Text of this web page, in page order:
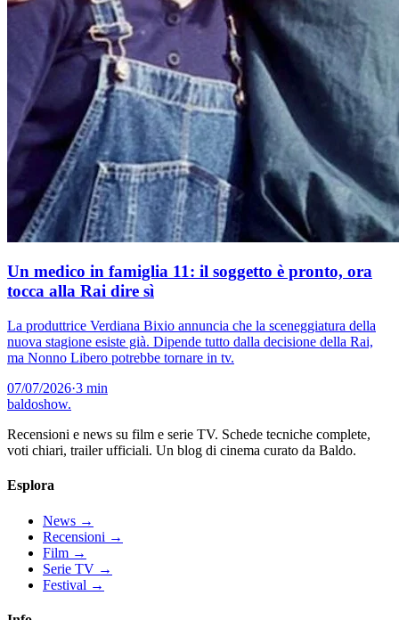
Un medico in famiglia 11: il soggetto è pronto, ora
tocca alla Rai dire sì
La produttrice Verdiana Bixio annuncia che la sceneggiatura della
nuova stagione esiste già. Dipende tutto dalla decisione della Rai,
ma Nonno Libero potrebbe tornare in tv.
07/07/2026·3 min
baldoshow.
Recensioni e news su film e serie TV. Schede tecniche complete,
voti chiari, trailer ufficiali. Un blog di cinema curato da Baldo.
Esplora
News →
Recensioni →
Film →
Serie TV →
Festival →